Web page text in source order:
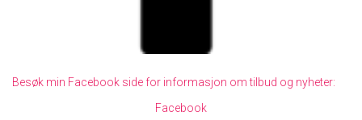
Besøk min Facebook side for informasjon om tilbud og nyheter:
Facebook